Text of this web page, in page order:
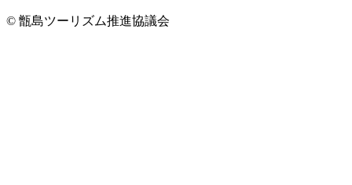
© 甑島ツーリズム推進協議会